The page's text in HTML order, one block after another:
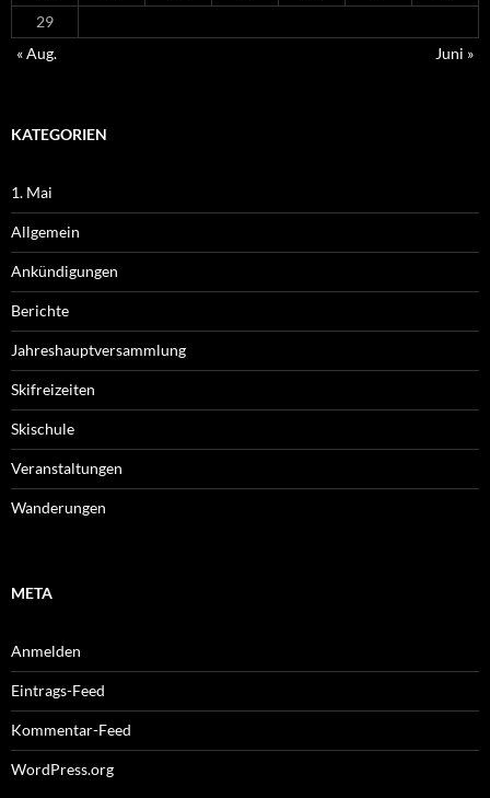
29
« Aug.
Juni »
KATEGORIEN
1. Mai
Allgemein
Ankündigungen
Berichte
Jahreshauptversammlung
Skifreizeiten
Skischule
Veranstaltungen
Wanderungen
META
Anmelden
Eintrags-Feed
Kommentar-Feed
WordPress.org